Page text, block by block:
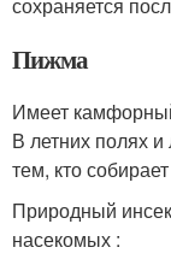
Пижма
Имеет
В летних полях
тем, кто
Природный
насекомых :